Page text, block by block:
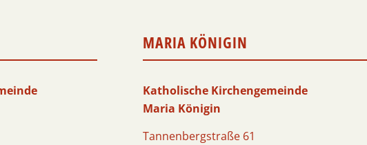
MARIA KÖNIGIN
Katholische Kirchengemeinde
Maria Königin
Tannenbergstraße 61